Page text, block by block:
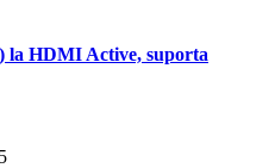
la HDMI Active, suporta